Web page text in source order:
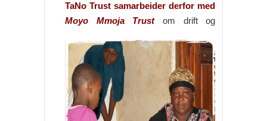
TaNo Trust samarbeider derfor med
Moyo Mmoja Trust
om drift og